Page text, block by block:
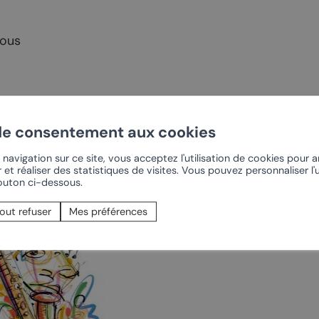
d’hôtes
vacances
Produits du terroir
consentement aux cookies
sur ce site, vous acceptez l'utilisation de cookies pour
réaliser des statistiques de visites. Vous pouvez personnaliser
ci-dessous.
refuser Mes préférences